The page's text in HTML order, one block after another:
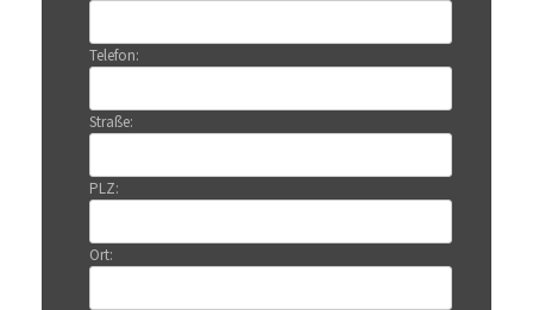
Telefon:
Straße:
PLZ:
Ort: